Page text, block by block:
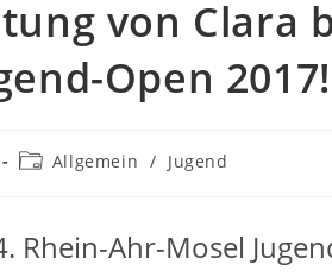
von Clara
Open 2017!
Beitrags-
Allgemein / Jugend
Rhein-Ahr-Mosel